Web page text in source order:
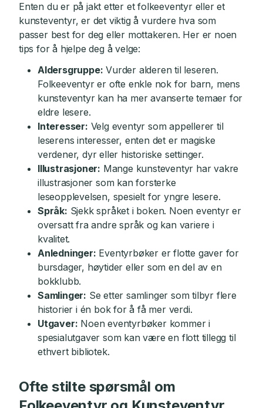
Enten du er på jakt etter et folkeeventyr eller et
kunsteventyr, er det viktig å vurdere hva som
passer best for deg eller mottakeren. Her er noen
tips for å hjelpe deg å velge:
Aldersgruppe: Vurder alderen til leseren.
Folkeeventyr er ofte enkle nok for barn, mens
kunsteventyr kan ha mer avanserte temaer for
eldre lesere.
Interesser: Velg eventyr som appellerer til
leserens interesser, enten det er magiske
verdener, dyr eller historiske settinger.
Illustrasjoner: Mange kunsteventyr har vakre
illustrasjoner som kan forsterke
leseopplevelsen, spesielt for yngre lesere.
Språk: Sjekk språket i boken. Noen eventyr er
oversatt fra andre språk og kan variere i
kvalitet.
Anledninger: Eventyrbøker er flotte gaver for
bursdager, høytider eller som en del av en
bokklubb.
Samlinger: Se etter samlinger som tilbyr flere
historier i én bok for å få mer verdi.
Utgaver: Noen eventyrbøker kommer i
spesialutgaver som kan være en flott tillegg til
ethvert bibliotek.
Ofte stilte spørsmål om